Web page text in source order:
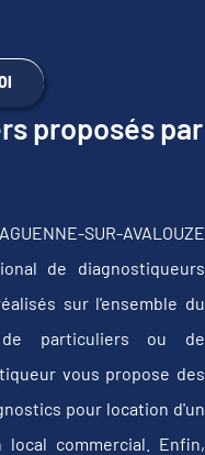
proposés par
SUR-AVALOUZE
de diagnostiqueurs
sur l'ensemble du
particuliers ou de
vous propose des
pour location d'un
local commercial. Enfin,